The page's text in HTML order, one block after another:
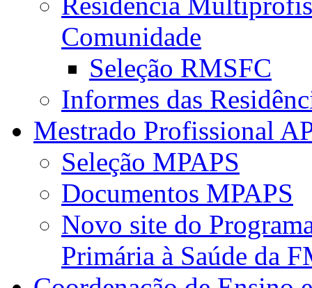
Comunidade
Seleção RMSFC
Informes das
Mestrado Profissional
Seleção MPAPS
Documentos MPAPS
Novo site do
Primária à Saúde da